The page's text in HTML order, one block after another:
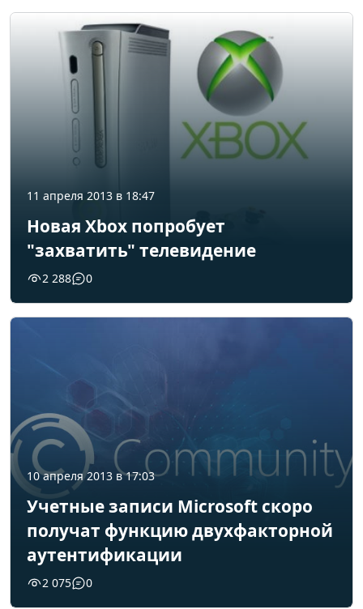
11 апреля 2013 в 18:47
Новая Xbox попробует
"захватить" телевидение
2 288 0
10 апреля 2013 в 17:03
Учетные записи Microsoft скоро
получат функцию двухфакторной
аутентификации
2 075 0